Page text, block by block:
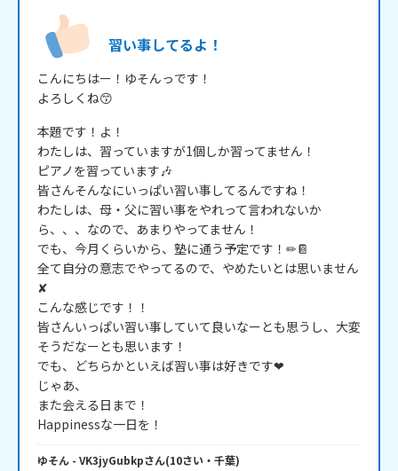
習い事してるよ！
こんにちはー！ゆそんっです！
よろしくね😙
本題です！よ！
わたしは、習っていますが1個しか習ってません！
ピアノを習っています🎶
皆さんそんなにいっぱい習い事してるんですね！
わたしは、母・父に習い事をやれって言われないか
ら、、、なので、あまりやってません！
でも、今月くらいから、塾に通う予定です！✏📔
全て自分の意志でやってるので、やめたいとは思いません
✘
こんな感じです！！
皆さんいっぱい習い事していて良いなーとも思うし、大変
そうだなーとも思います！
でも、どちらかといえば習い事は好きです❤
じゃあ、
また会える日まで！
ゆそん - VK3jyGubkpさん(10さい・ 千葉)